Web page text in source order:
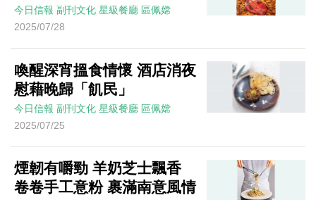
今日信報 副刊文化 星級餐廳 區佩嫦
2025/07/28
喚醒深宵搵食情懷 酒店消夜
慰藉晚歸「飢民」
今日信報 副刊文化 星級餐廳 區佩嫦
2025/07/25
煙韌有嚼勁 羊奶芝士飄香
卷卷手工意粉 裹滿南意風情